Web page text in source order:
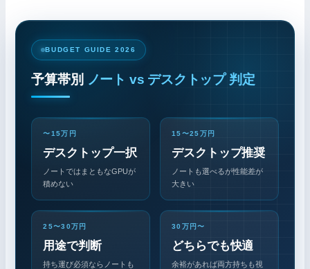
BUDGET GUIDE 2026
予算帯別 ノート vs デスクトップ 判定
〜15万円
デスクトップ一択
ノートではまともなGPUが
積めない
15〜25万円
デスクトップ推奨
ノートも選べるが性能差が
大きい
25〜30万円
用途で判断
持ち運び必須ならノートも
30万円〜
どちらでも快適
余裕があれば両方持ちも視